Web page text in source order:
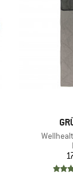
Artikel